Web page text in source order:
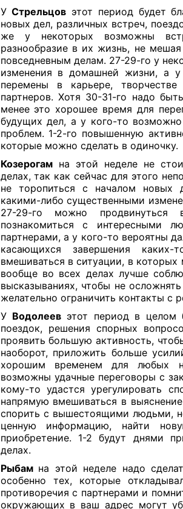
УСтрельцов этот период будет
новых дел, различных встреч,
же у некоторых возможны
разнообразие в их жизнь, не
повседневным делам. 27-29-го у
изменения в домашней жизни, а у
перемены в карьере,
партнеров. Хотя 30-31-го надо
менее это хорошее время для
будущих дел, а у кого-то
проблем. 1-2-го повышенную
которые можно сделать в одиночку.
Козерогамна этой неделе не
делах, так как сейчас для этого
не торопиться с началом новых
какими-либо существенными
27-29-го можно продвинуться
познакомиться с интересными
партнерами, а у кого-то вероятны
касающихся завершения
вмешиваться в ситуации, в
вообще во всех делах лучше
высказываниях, чтобы не
желательно ограничить контакты с
У Водолеев этот период в целом
поездок, решения спорных
проявить большую активность,
наоборот, приложить больше
хорошим временем для любых
возможны удачные переговоры с
кому-то удастся урегулировать
напрямую вмешиваться в
спорить с вышестоящими людьми,
ценную информацию, найти
приобретение. 1-2 будут днями
делах.
Рыбам на этой неделе надо
особенно тех, которые
противоречия с партнерами и
окружающих в ваш адрес могут